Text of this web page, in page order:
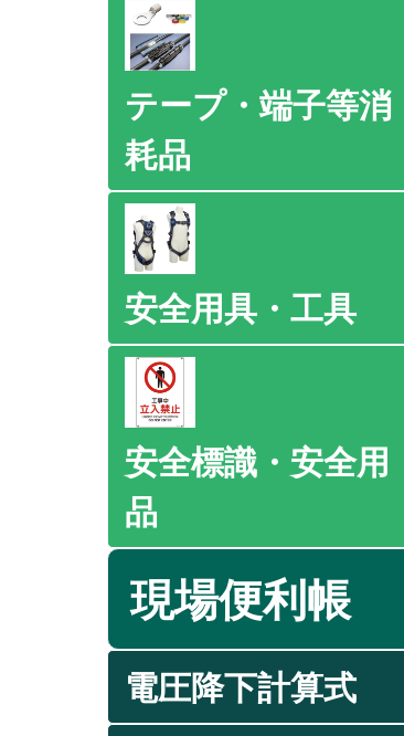
テープ・端子等消
耗品
安全用具・工具
安全標識・安全用
品
現場便利帳
電圧降下計算式